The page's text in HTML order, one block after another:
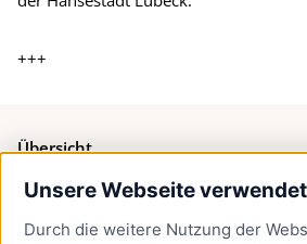
Unsere Webseite
Durch die weitere Nutzung der
+++
Übersicht
Bürgerservice
Presse